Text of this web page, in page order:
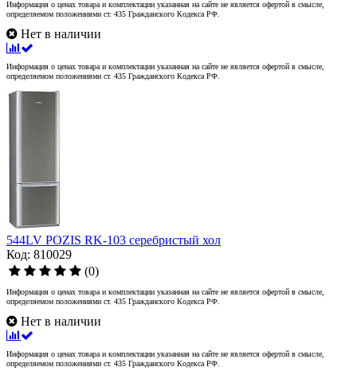
Информация о ценах товара и комплектации указанная на сайте не является офертой в смысле,
определяемом положениями ст. 435 Гражданского Кодекса РФ.
Нет в наличии
Информация о ценах товара и комплектации указанная на сайте не является офертой в смысле,
определяемом положениями ст. 435 Гражданского Кодекса РФ.
544LV POZIS RK-103 серебристый хол
Код: 810029
(0)
Информация о ценах товара и комплектации указанная на сайте не является офертой в смысле,
определяемом положениями ст. 435 Гражданского Кодекса РФ.
Нет в наличии
Информация о ценах товара и комплектации указанная на сайте не является офертой в смысле,
определяемом положениями ст. 435 Гражданского Кодекса РФ.